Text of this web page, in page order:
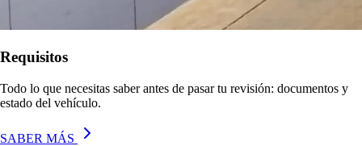
Requisitos
Todo lo que necesitas saber antes de pasar tu revisión: documentos y
estado del vehículo.
SABER MÁS